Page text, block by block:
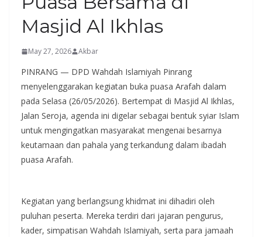
Masjid Al Ikhlas
May 27, 2026 Akbar
PINRANG — DPD Wahdah Islamiyah Pinrang
menyelenggarakan kegiatan buka puasa Arafah dalam
pada Selasa (26/05/2026). Bertempat di Masjid Al Ikhlas,
Jalan Seroja, agenda ini digelar sebagai bentuk syiar Islam
untuk mengingatkan masyarakat mengenai besarnya
keutamaan dan pahala yang terkandung dalam ibadah
puasa Arafah.
​Kegiatan yang berlangsung khidmat ini dihadiri oleh
puluhan peserta. Mereka terdiri dari jajaran pengurus,
kader, simpatisan Wahdah Islamiyah, serta para jamaah